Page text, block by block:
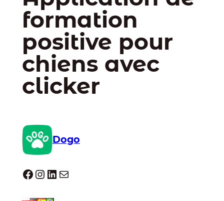
formation
positive pour
chiens avec
clicker
Dogo
Dogo facebook InstagramLinkedIn E-mail